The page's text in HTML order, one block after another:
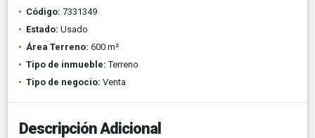
Código: 7331349
Estado: Usado
Área Terreno: 600 m²
Tipo de inmueble: Terreno
Tipo de negocio: Venta
Descripción Adicional